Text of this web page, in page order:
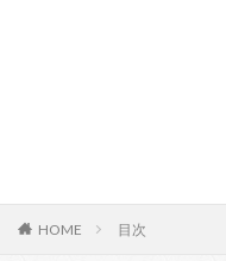
HOME 目次